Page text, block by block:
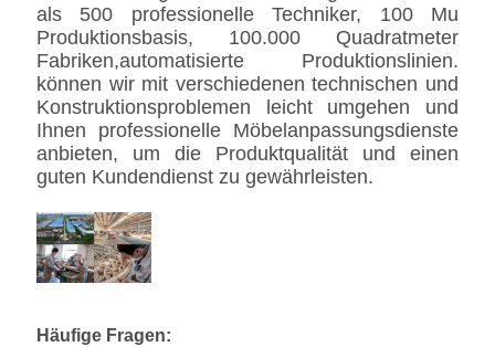
als 500 professionelle Techniker, 100 Mu
Produktionsbasis, 100.000 Quadratmeter
Fabriken,automatisierte Produktionslinien.
können wir mit verschiedenen technischen und
Konstruktionsproblemen leicht umgehen und
Ihnen professionelle Möbelanpassungsdienste
anbieten, um die Produktqualität und einen
guten Kundendienst zu gewährleisten.
Häufige Fragen: